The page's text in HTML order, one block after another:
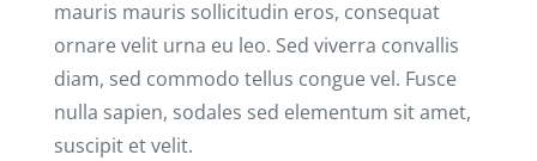
mauris mauris sollicitudin eros, consequat
ornare velit urna eu leo. Sed viverra convallis
diam, sed commodo tellus congue vel. Fusce
nulla sapien, sodales sed elementum sit amet,
suscipit et velit.